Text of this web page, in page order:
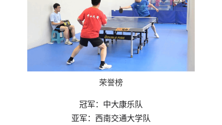
荣誉榜
冠军：中大康乐队
亚军：西南交通大学队